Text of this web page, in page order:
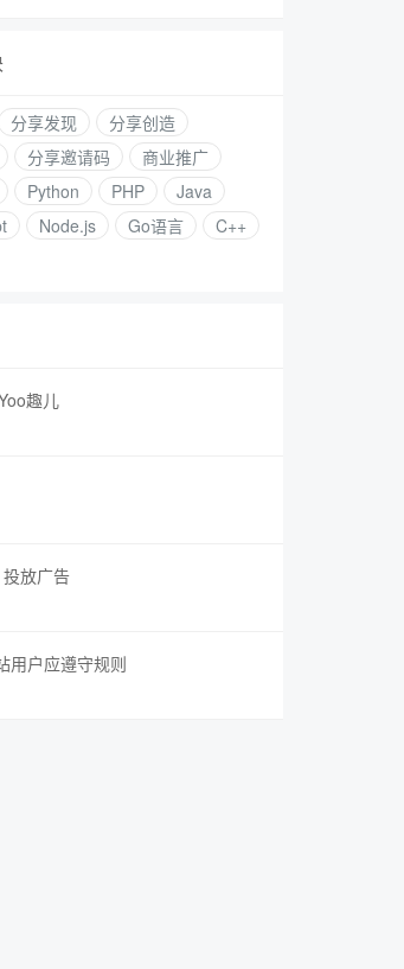
分享发现
分享创造
分享邀请码
商业推广
Python PHP
Java
Node.js Go语言
C++
趣儿
放广告
用户应遵守规则